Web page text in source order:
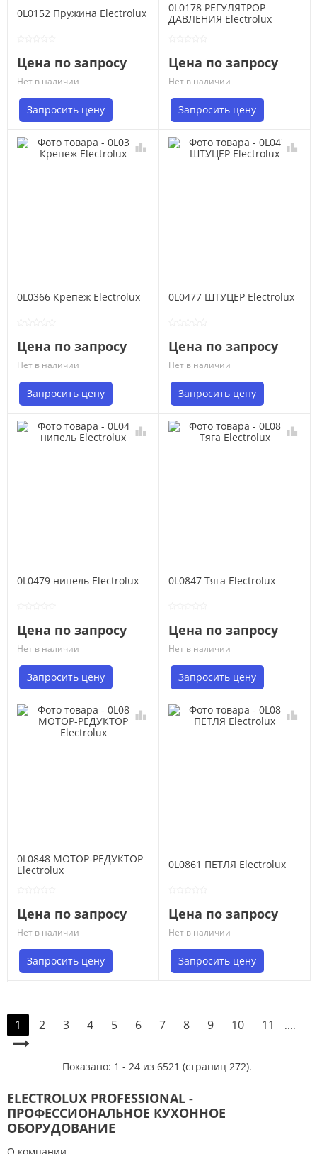
0L0152 Пружина Electrolux
Цена по запросу
Нет в наличии
Запросить цену
0L0178 РЕГУЛЯТРОР
ДАВЛЕНИЯ Electrolux
Цена по запросу
Нет в наличии
Запросить цену
0L0366 Крепеж Electrolux
Цена по запросу
Нет в наличии
Запросить цену
0L0477 ШТУЦЕР Electrolux
Цена по запросу
Нет в наличии
Запросить цену
0L0479 нипель Electrolux
Цена по запросу
Нет в наличии
Запросить цену
0L0847 Тяга Electrolux
Цена по запросу
Нет в наличии
Запросить цену
0L0848 МОТОР-РЕДУКТОР
Electrolux
Цена по запросу
Нет в наличии
Запросить цену
0L0861 ПЕТЛЯ Electrolux
Цена по запросу
Нет в наличии
Запросить цену
1 2 3 4 5 6 7 8 9 10 11 ....
Показано: 1 - 24 из 6521 (страниц 272).
ELECTROLUX PROFESSIONAL -
ПРОФЕССИОНАЛЬНОЕ КУХОННОЕ
ОБОРУДОВАНИЕ